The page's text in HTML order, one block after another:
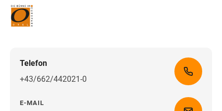
Telefon
+43/662/442021-0
E-MAIL